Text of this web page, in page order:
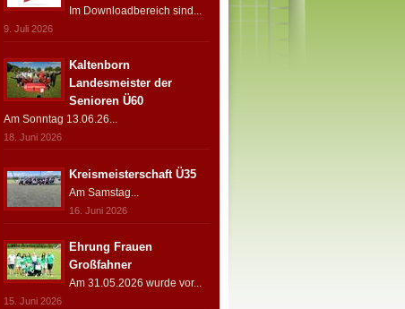
Im Downloadbereich sind...
9. Juli 2026
Kaltenborn
Landesmeister der
Senioren Ü60
Am Sonntag 13.06.26...
18. Juni 2026
Kreismeisterschaft Ü35
Am Samstag...
16. Juni 2026
Ehrung Frauen
Großfahner
Am 31.05.2026 wurde vor...
15. Juni 2026